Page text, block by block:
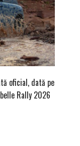
oficial, dată pe
Rally 2026